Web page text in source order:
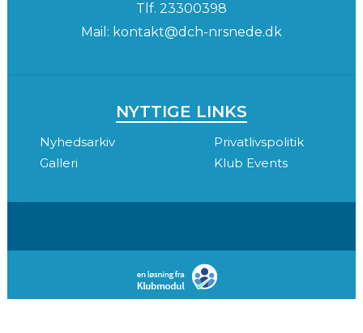
Tlf. 23300398
Mail: kontakt@dch-nrsnede.dk
NYTTIGE LINKS
Nyhedsarkiv
Privatlivspolitik
Galleri
Klub Events